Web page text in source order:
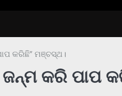
କରିଛି” ମଞ୍ଚସ୍ଥ।
ଜନ୍ମ କରି ପାପ